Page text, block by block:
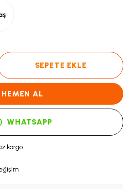
SEPETE EKLE
HEMEN AL
WHATSAPP
kargo